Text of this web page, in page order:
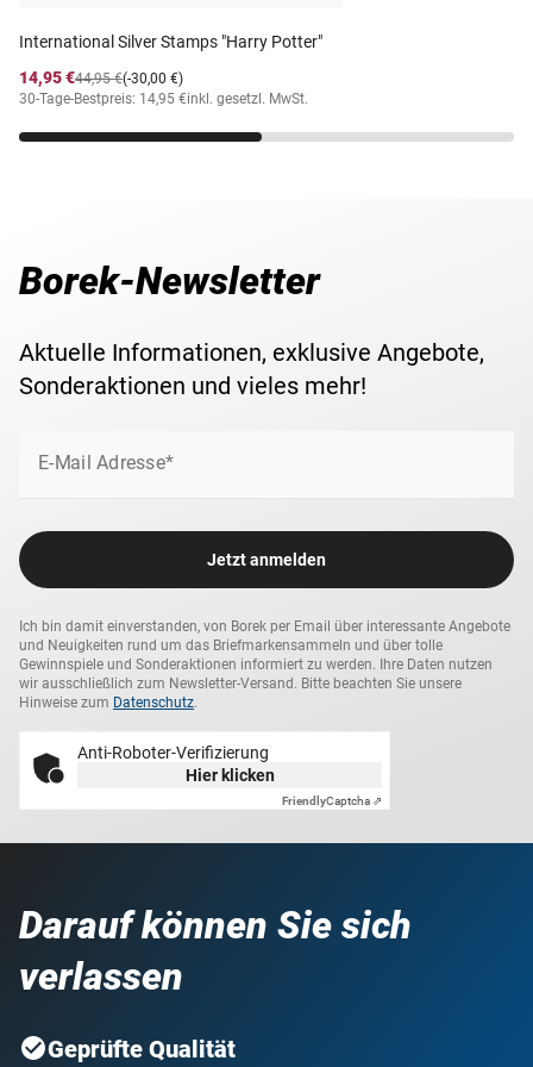
International Silver Stamps "Harry Potter"
14,95 €
(-30,00 €)
44,95 €
30-Tage-Bestpreis: 14,95 €inkl. gesetzl. MwSt.
Borek-Newsletter
Aktuelle Informationen, exklusive Angebote,
Sonderaktionen und vieles mehr!
E-Mail Adresse*
Jetzt anmelden
Ich bin damit einverstanden, von Borek per Email über interessante Angebote
und Neuigkeiten rund um das Briefmarkensammeln und über tolle
Gewinnspiele und Sonderaktionen informiert zu werden. Ihre Daten nutzen
wir ausschließlich zum Newsletter-Versand. Bitte beachten Sie unsere
Hinweise zum Datenschutz.
Anti-Roboter-Verifizierung
Hier klicken
FriendlyCaptcha ⇗
Darauf können Sie sich
verlassen
Geprüfte Qualität